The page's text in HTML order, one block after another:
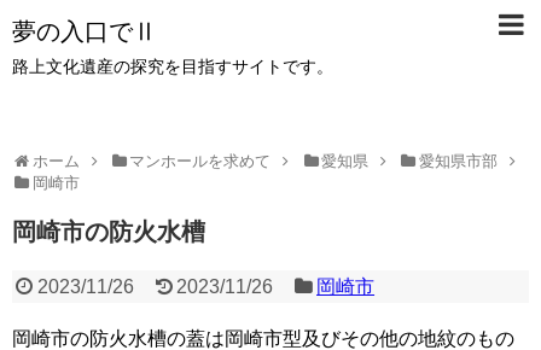
夢の入口でⅡ
路上文化遺産の探究を目指すサイトです。
ホーム マンホールを求めて 愛知県
愛知県市部
岡崎市
岡崎市の防火水槽
2023/11/26 2023/11/26 岡崎市
岡崎市の防火水槽の蓋は岡崎市型及びその他の地紋のもの